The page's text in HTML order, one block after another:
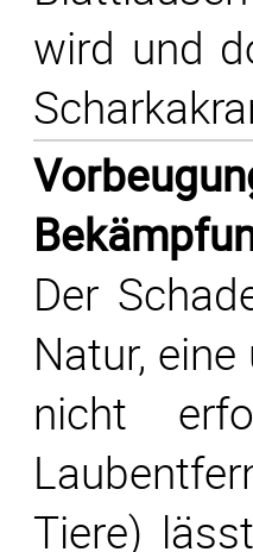
wird und
Der
Natur,
nicht
Tiere)